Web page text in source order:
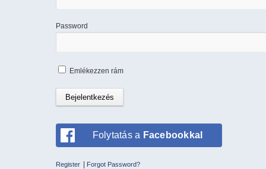
Password
Emlékezzen rám
Folytatás a Facebookkal
Register | Forgot Password?